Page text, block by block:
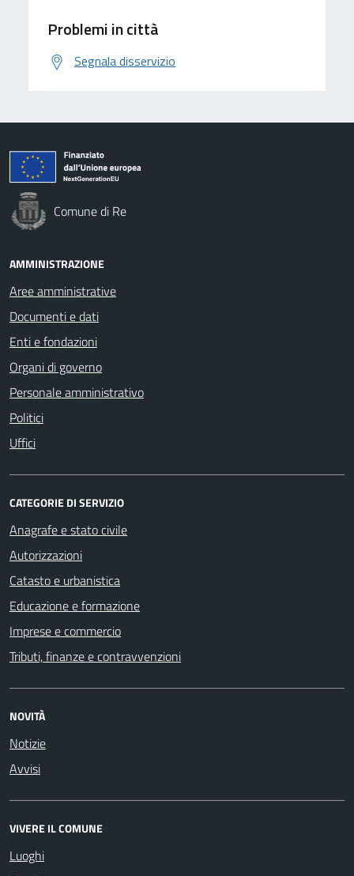
Problemi in città
Segnala disservizio
Comune di Re
AMMINISTRAZIONE
Aree amministrative
Documenti e dati
Enti e fondazioni
Organi di governo
Personale amministrativo
Politici
Uffici
CATEGORIE DI SERVIZIO
Anagrafe e stato civile
Autorizzazioni
Catasto e urbanistica
Educazione e formazione
Imprese e commercio
Tributi, finanze e contravvenzioni
NOVITÀ
Notizie
Avvisi
VIVERE IL COMUNE
Luoghi